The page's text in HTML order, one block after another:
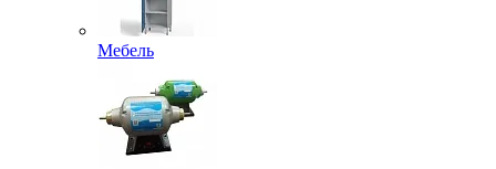
Мебель